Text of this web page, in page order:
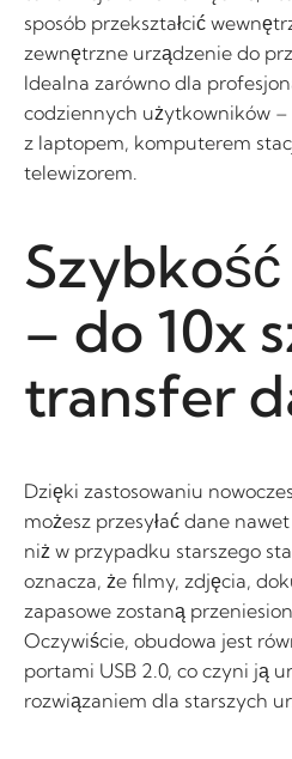
sposób przekształcić
zewnętrzne urządzenie do
Idealna zarówno dla
codziennych użytkowników
z laptopem, komputerem
telewizorem.
Szybkość
– do 10x
transfer
Dzięki zastosowaniu
możesz przesyłać dane
niż w przypadku starszego
oznacza, że filmy, zdjęcia,
zapasowe zostaną
Oczywiście, obudowa jest
portami USB 2.0, co czyni ją
rozwiązaniem dla starszych